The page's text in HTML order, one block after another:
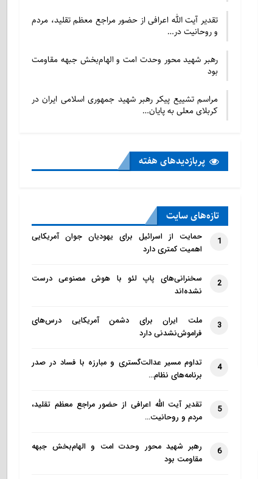
تقدیر آیت الله اعرافی از حضور مراجع معظم تقلید، مردم
و روحانیت در…
رهبر شهید محور وحدت امت و الهام‌بخش جبهه مقاومت
بود
مراسم تشییع پیکر رهبر شهید جمهوری اسلامی ایران در
کربلای معلی به پایان…
پربازدید‌های هفته
تازه‌‌های سایت
1
حمایت از اسرائیل برای یهودیان جوان آمریکایی
اهمیت کمتری دارد
2
سخنرانی‌های پاپ لئو با هوش مصنوعی درست
نشده‌اند
3
ملت ایران برای دشمن آمریکایی درس‌های
فراموش‌نشدنی دارد
4
تداوم مسیر عدالت‌گستری و مبارزه با فساد در صدر
برنامه‌های نظام…
5
تقدیر آیت الله اعرافی از حضور مراجع معظم تقلید،
مردم و روحانیت…
6
رهبر شهید محور وحدت امت و الهام‌بخش جبهه
مقاومت بود